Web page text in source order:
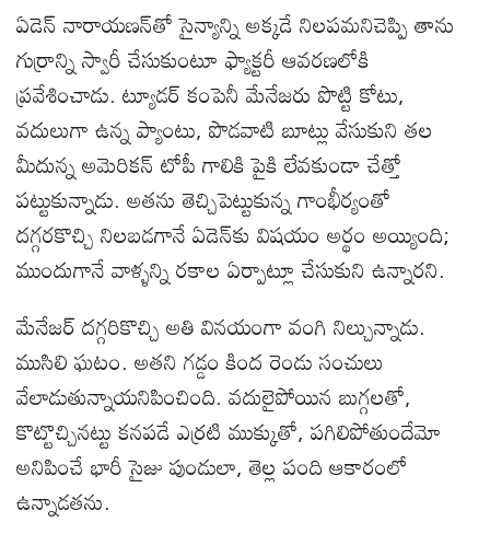
ఏడెన్ నారాయణన్‌తో సైన్యాన్ని అక్కడే నిలపమనిచెప్పి తాను
గుర్రాన్ని స్వారీ చేసుకుంటూ ఫ్యాక్టరీ ఆవరణలోకి
ప్రవేశించాడు. ట్యూడర్ కంపెనీ మేనేజరు పొట్టి కోటు,
వదులుగా ఉన్న ప్యాంటు, పొడవాటి బూట్లు వేసుకుని తల
మీదున్న అమెరికన్ టోపీ గాలికి పైకి లేవకుండా చేత్తో
పట్టుకున్నాడు. అతను తెచ్చిపెట్టుకున్న గాంభీర్యంతో
దగ్గరకొచ్చి నిలబడగానే ఏడెన్‌కు విషయం అర్థం అయ్యింది;
ముందుగానే వాళ్ళన్ని రకాల ఏర్పాట్లూ చేసుకుని ఉన్నారని.
మేనేజర్ దగ్గరికొచ్చి అతి వినయంగా వంగి నిల్చున్నాడు.
ముసిలి ఘటం. అతని గడ్డం కింద రెండు సంచులు
వేలాడుతున్నాయనిపించింది. వదులైపోయిన బుగ్గలతో,
కొట్టొచ్చినట్టు కనపడే ఎర్రటి ముక్కుతో, పగిలిపోతుందేమో
అనిపించే భారీ సైజు పుండులా, తెల్ల పంది ఆకారంలో
ఉన్నాడతను.